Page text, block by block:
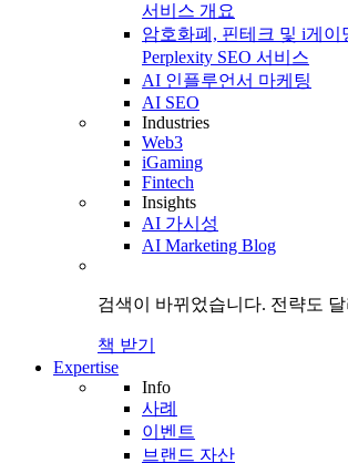
서비스 개요
암호화폐, 핀테크 및 i게이
Perplexity SEO 서비스
AI 인플루언서 마케팅
AI SEO
Industries
Web3
iGaming
Fintech
Insights
AI 가시성
AI Marketing Blog
검색이 바뀌었습니다. 전략도
책 받기
Expertise
Info
사례
이벤트
브랜드 자산